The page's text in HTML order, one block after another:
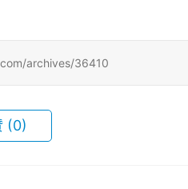
archives/36410
(0)